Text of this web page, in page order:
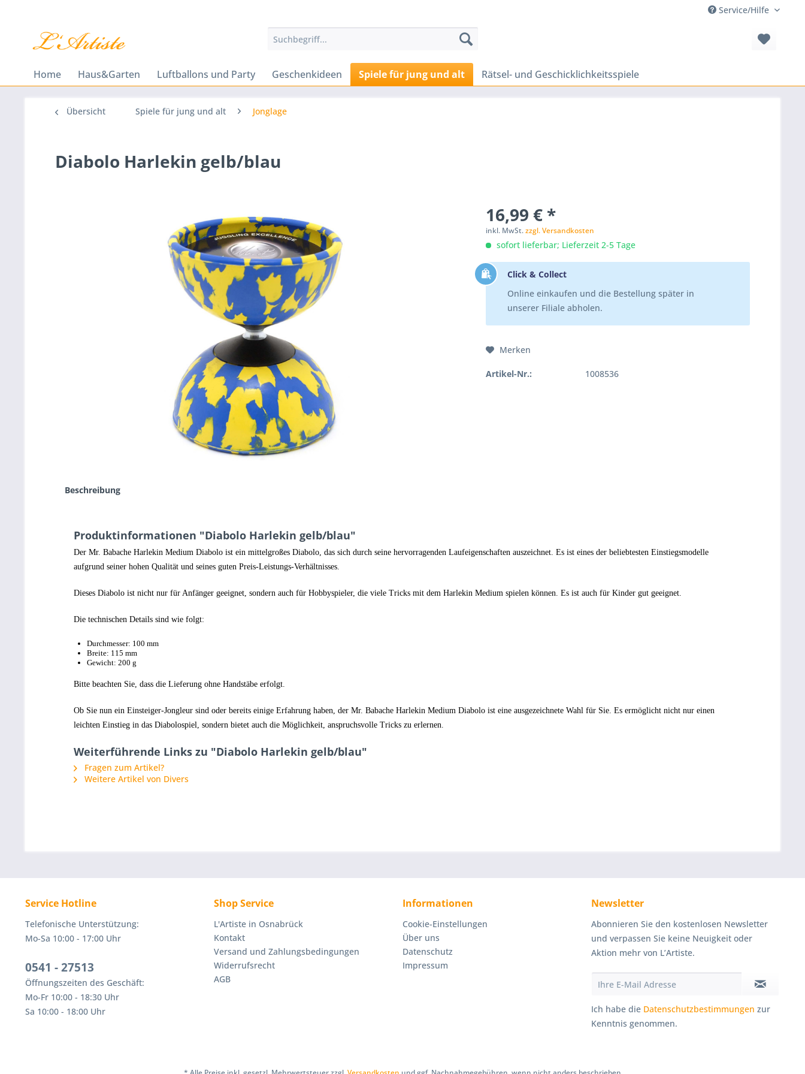
Service/Hilfe
Home Haus&Garten Luftballons und Party Geschenkideen Spiele für jung und alt Rätsel- und Geschicklichkeitsspiele
Übersicht Spiele für jung und alt Jonglage
Diabolo Harlekin gelb/blau
16,99 € *
inkl. MwSt.zzgl. Versandkosten
sofort lieferbar; Lieferzeit 2-5 Tage
Click & Collect
Online einkaufen und die Bestellung später in
unserer Filiale abholen.
Merken
Artikel-Nr.: 1008536
Beschreibung
Produktinformationen "Diabolo Harlekin gelb/blau"
Der Mr. Babache Harlekin Medium Diabolo ist ein mittelgroßes Diabolo, das sich durch seine hervorragenden Laufeigenschaften auszeichnet. Es ist eines der beliebtesten Einstiegsmodelle
aufgrund seiner hohen Qualität und seines guten Preis-Leistungs-Verhältnisses.
Dieses Diabolo ist nicht nur für Anfänger geeignet, sondern auch für Hobbyspieler, die viele Tricks mit dem Harlekin Medium spielen können. Es ist auch für Kinder gut geeignet.
Die technischen Details sind wie folgt:
Durchmesser: 100 mm
Breite: 115 mm
Gewicht: 200 g
Bitte beachten Sie, dass die Lieferung ohne Handstäbe erfolgt.
Ob Sie nun ein Einsteiger-Jongleur sind oder bereits einige Erfahrung haben, der Mr. Babache Harlekin Medium Diabolo ist eine ausgezeichnete Wahl für Sie. Es ermöglicht nicht nur einen
leichten Einstieg in das Diabolospiel, sondern bietet auch die Möglichkeit, anspruchsvolle Tricks zu erlernen.
Weiterführende Links zu "Diabolo Harlekin gelb/blau"
Fragen zum Artikel?
Weitere Artikel von Divers
Service Hotline
Telefonische Unterstützung:
Mo-Sa 10:00 - 17:00 Uhr
0541 - 27513
Öffnungszeiten des Geschäft:
Mo-Fr 10:00 - 18:30 Uhr
Sa 10:00 - 18:00 Uhr
Shop Service
L'Artiste in Osnabrück
Kontakt
Versand und Zahlungsbedingungen
Widerrufsrecht
AGB
Informationen
Cookie-Einstellungen
Über uns
Datenschutz
Impressum
Newsletter
Abonnieren Sie den kostenlosen Newsletter
und verpassen Sie keine Neuigkeit oder
Aktion mehr von L’Artiste.
Ich habe die Datenschutzbestimmungen zur
Kenntnis genommen.